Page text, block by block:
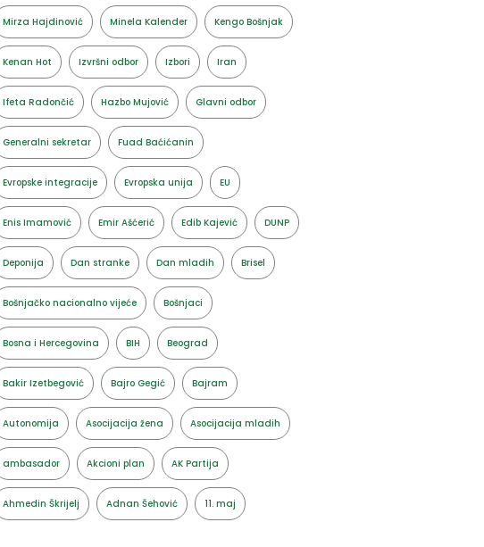
Mirza Hajdinović Minela Kalender Kengo Bošnjak
Kenan Hot Izvršni odbor Izbori Iran
Ifeta Radončić Hazbo Mujović Glavni odbor
Generalni sekretar Fuad Baćićanin
Evropske integracije Evropska unija EU
Enis Imamović Emir Ašćerić Edib Kajević DUNP
Deponija Dan stranke Dan mladih Brisel
Bošnjačko nacionalno vijeće Bošnjaci
Bosna i Hercegovina BIH Beograd
Bakir Izetbegović Bajro Gegić Bajram
Autonomija Asocijacija žena Asocijacija mladih
ambasador Akcioni plan AK Partija
Ahmedin Škrijelj Adnan Šehović 11. maj